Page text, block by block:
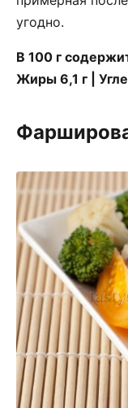
угодно.
В 100 г
Жиры 6,1 г |